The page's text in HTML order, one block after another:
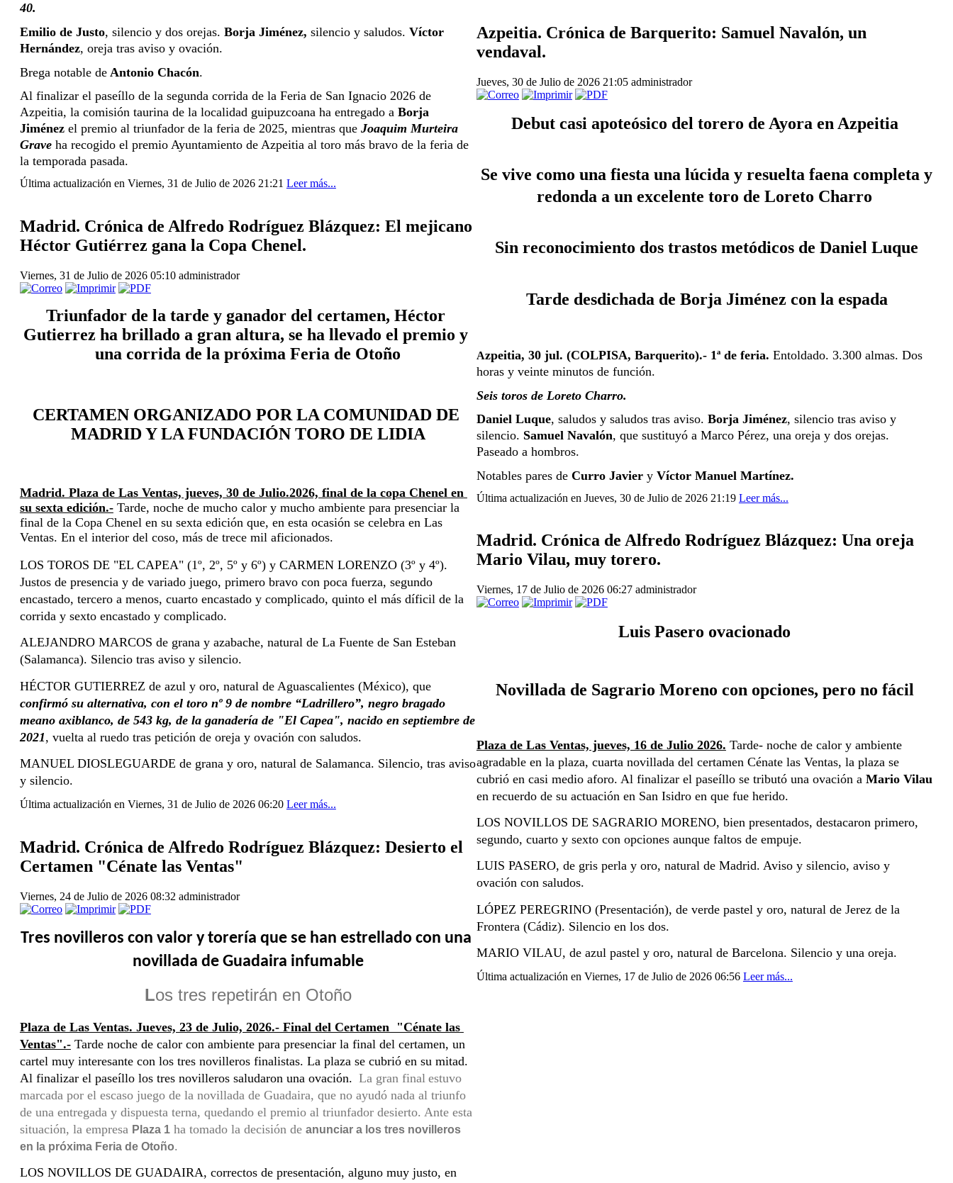
40.
Emilio de Justo, silencio y dos orejas. Borja Jiménez, silencio y saludos. Víctor
Hernández, oreja tras aviso y ovación.
Brega notable de Antonio Chacón.
Al finalizar el paseíllo de la segunda corrida de la Feria de San Ignacio 2026 de
Azpeitia, la comisión taurina de la localidad guipuzcoana ha entregado a Borja
Jiménez el premio al triunfador de la feria de 2025, mientras que Joaquim Murteira
Grave ha recogido el premio Ayuntamiento de Azpeitia al toro más bravo de la feria de
la temporada pasada.
Última actualización en Viernes, 31 de Julio de 2026 21:21 Leer más...
Madrid. Crónica de Alfredo Rodríguez Blázquez: El mejicano
Héctor Gutiérrez gana la Copa Chenel.
Viernes, 31 de Julio de 2026 05:10 administrador
Triunfador de la tarde y ganador del certamen, Héctor
Gutierrez ha brillado a gran altura, se ha llevado el premio y
una corrida de la próxima Feria de Otoño
CERTAMEN ORGANIZADO POR LA COMUNIDAD DE
MADRID Y LA FUNDACIÓN TORO DE LIDIA
Madrid. Plaza de Las Ventas, jueves, 30 de Julio.2026, final de la copa Chenel en
su sexta edición.- Tarde, noche de mucho calor y mucho ambiente para presenciar la
final de la Copa Chenel en su sexta edición que, en esta ocasión se celebra en Las
Ventas. En el interior del coso, más de trece mil aficionados.
LOS TOROS DE "EL CAPEA" (1º, 2º, 5º y 6º) y CARMEN LORENZO (3º y 4º).
Justos de presencia y de variado juego, primero bravo con poca fuerza, segundo
encastado, tercero a menos, cuarto encastado y complicado, quinto el más díficil de la
corrida y sexto encastado y complicado.
ALEJANDRO MARCOS de grana y azabache, natural de La Fuente de San Esteban
(Salamanca). Silencio tras aviso y silencio.
HÉCTOR GUTIERREZ de azul y oro, natural de Aguascalientes (México), que
confirmó su alternativa, con el toro nº 9 de nombre “Ladrillero”, negro bragado
meano axiblanco, de 543 kg, de la ganadería de "El Capea", nacido en septiembre de
2021, vuelta al ruedo tras petición de oreja y ovación con saludos.
MANUEL DIOSLEGUARDE de grana y oro, natural de Salamanca. Silencio, tras aviso
y silencio.
Última actualización en Viernes, 31 de Julio de 2026 06:20 Leer más...
Madrid. Crónica de Alfredo Rodríguez Blázquez: Desierto el
Certamen "Cénate las Ventas"
Viernes, 24 de Julio de 2026 08:32 administrador
Tres novilleros con valor y torería que se han estrellado con una
novillada de Guadaira infumable
Los tres repetirán en Otoño
Plaza de Las Ventas. Jueves, 23 de Julio, 2026.- Final del Certamen  "Cénate las
Ventas".- Tarde noche de calor con ambiente para presenciar la final del certamen, un
cartel muy interesante con los tres novilleros finalistas. La plaza se cubrió en su mitad.
Al finalizar el paseíllo los tres novilleros saludaron una ovación. La gran final estuvo
marcada por el escaso juego de la novillada de Guadaira, que no ayudó nada al triunfo
de una entregada y dispuesta terna, quedando el premio al triunfador desierto. Ante esta
situación, la empresa Plaza 1 ha tomado la decisión de anunciar a los tres novilleros
en la próxima Feria de Otoño.
LOS NOVILLOS DE GUADAIRA, correctos de presentación, alguno muy justo, en
Azpeitia. Crónica de Barquerito: Samuel Navalón, un
vendaval.
Jueves, 30 de Julio de 2026 21:05 administrador
Debut casi apoteósico del torero de Ayora en Azpeitia
redonda a un excelente toro de Loreto Charro
Sin reconocimiento dos trastos metódicos de Daniel Luque
Tarde desdichada de Borja Jiménez con la espada
Azpeitia, 30 jul. (COLPISA, Barquerito).- 1ª de feria. Entoldado. 3.300 almas. Dos
horas y veinte minutos de función.
Seis toros de Loreto Charro.
Daniel Luque, saludos y saludos tras aviso. Borja Jiménez, silencio tras aviso y
silencio. Samuel Navalón, que sustituyó a Marco Pérez, una oreja y dos orejas.
Paseado a hombros.
Notables pares de Curro Javier y Víctor Manuel Martínez.
Última actualización en Jueves, 30 de Julio de 2026 21:19 Leer más...
Madrid. Crónica de Alfredo Rodríguez Blázquez: Una oreja
Mario Vilau, muy torero.
Viernes, 17 de Julio de 2026 06:27 administrador
Luis Pasero ovacionado
Novillada de Sagrario Moreno con opciones, pero no fácil
Plaza de Las Ventas, jueves, 16 de Julio 2026. Tarde- noche de calor y ambiente
agradable en la plaza, cuarta novillada del certamen Cénate las Ventas, la plaza se
cubrió en casi medio aforo. Al finalizar el paseíllo se tributó una ovación a Mario Vilau
en recuerdo de su actuación en San Isidro en que fue herido.
LOS NOVILLOS DE SAGRARIO MORENO, bien presentados, destacaron primero,
segundo, cuarto y sexto con opciones aunque faltos de empuje.
LUIS PASERO, de gris perla y oro, natural de Madrid. Aviso y silencio, aviso y
ovación con saludos.
LÓPEZ PEREGRINO (Presentación), de verde pastel y oro, natural de Jerez de la
Frontera (Cádiz). Silencio en los dos.
MARIO VILAU, de azul pastel y oro, natural de Barcelona. Silencio y una oreja.
Última actualización en Viernes, 17 de Julio de 2026 06:56 Leer más...